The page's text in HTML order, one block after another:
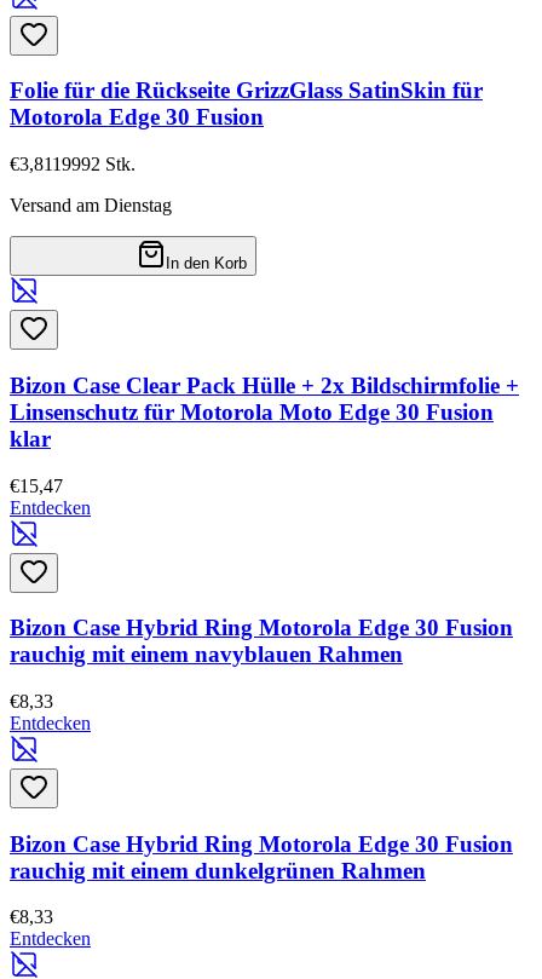
Folie für die Rückseite GrizzGlass SatinSkin für
Motorola Edge 30 Fusion
€3,8119992 Stk.
Versand am Dienstag
In den Korb
Bizon Case Clear Pack Hülle + 2x Bildschirmfolie +
Linsenschutz für Motorola Moto Edge 30 Fusion
klar
€15,47
Entdecken
Bizon Case Hybrid Ring Motorola Edge 30 Fusion
rauchig mit einem navyblauen Rahmen
€8,33
Entdecken
Bizon Case Hybrid Ring Motorola Edge 30 Fusion
rauchig mit einem dunkelgrünen Rahmen
€8,33
Entdecken